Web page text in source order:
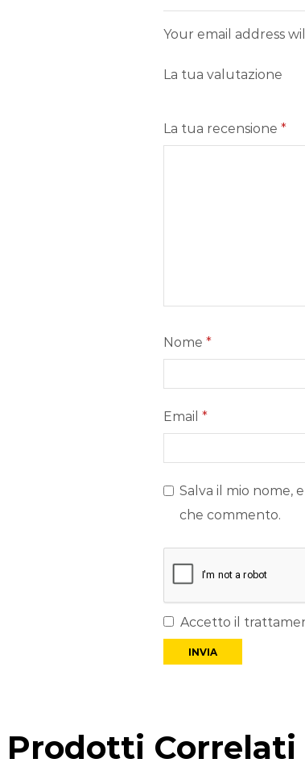
Your email address
La tua valutazione
La tua recensione *
Nome *
Email *
Salva il mio nome,
che commento.
Accetto il
Prodotti Correlati